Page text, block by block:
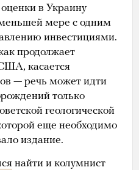
в Украину
мере с одним
инвестициями.
продолжает
касается
— речь может идти
только
геологической
еще необходимо
издание.
найти и колумнист